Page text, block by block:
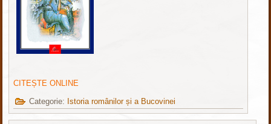
CITEȘTE ONLINE
Categorie: Istoria românilor și a Bucovinei